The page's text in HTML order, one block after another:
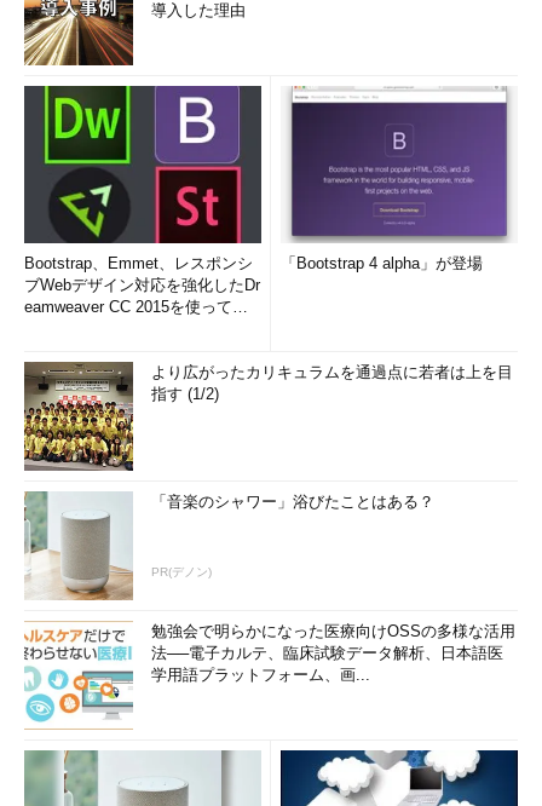
導入した理由
Bootstrap、Emmet、レスポンシ
ブWebデザイン対応を強化したDr
eamweaver CC 2015を使って
「Bootstrap 4 alpha」が登場
より広がったカリキュラムを通過点に若者は上を目
指す (1/2)
「音楽のシャワー」浴びたことはある？
PR(デノン)
勉強会で明らかになった医療向けOSSの多様な活用
法──電子カルテ、臨床試験データ解析、日本語医
学用語プラットフォーム、画...